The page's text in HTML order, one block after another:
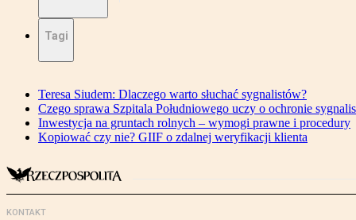
Tagi
Teresa Siudem: Dlaczego warto słuchać sygnalistów?
Czego sprawa Szpitala Południowego uczy o ochronie
Inwestycja na gruntach rolnych – wymogi prawne i procedury
Kopiować czy nie? GIIF o zdalnej weryfikacji klienta
KONTAKT